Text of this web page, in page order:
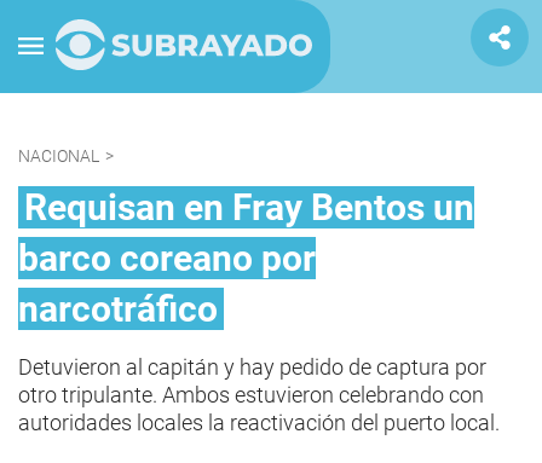
NACIONAL >
Requisan en Fray Bentos un
barco coreano por
narcotráfico
Detuvieron al capitán y hay pedido de captura por
otro tripulante. Ambos estuvieron celebrando con
autoridades locales la reactivación del puerto local.